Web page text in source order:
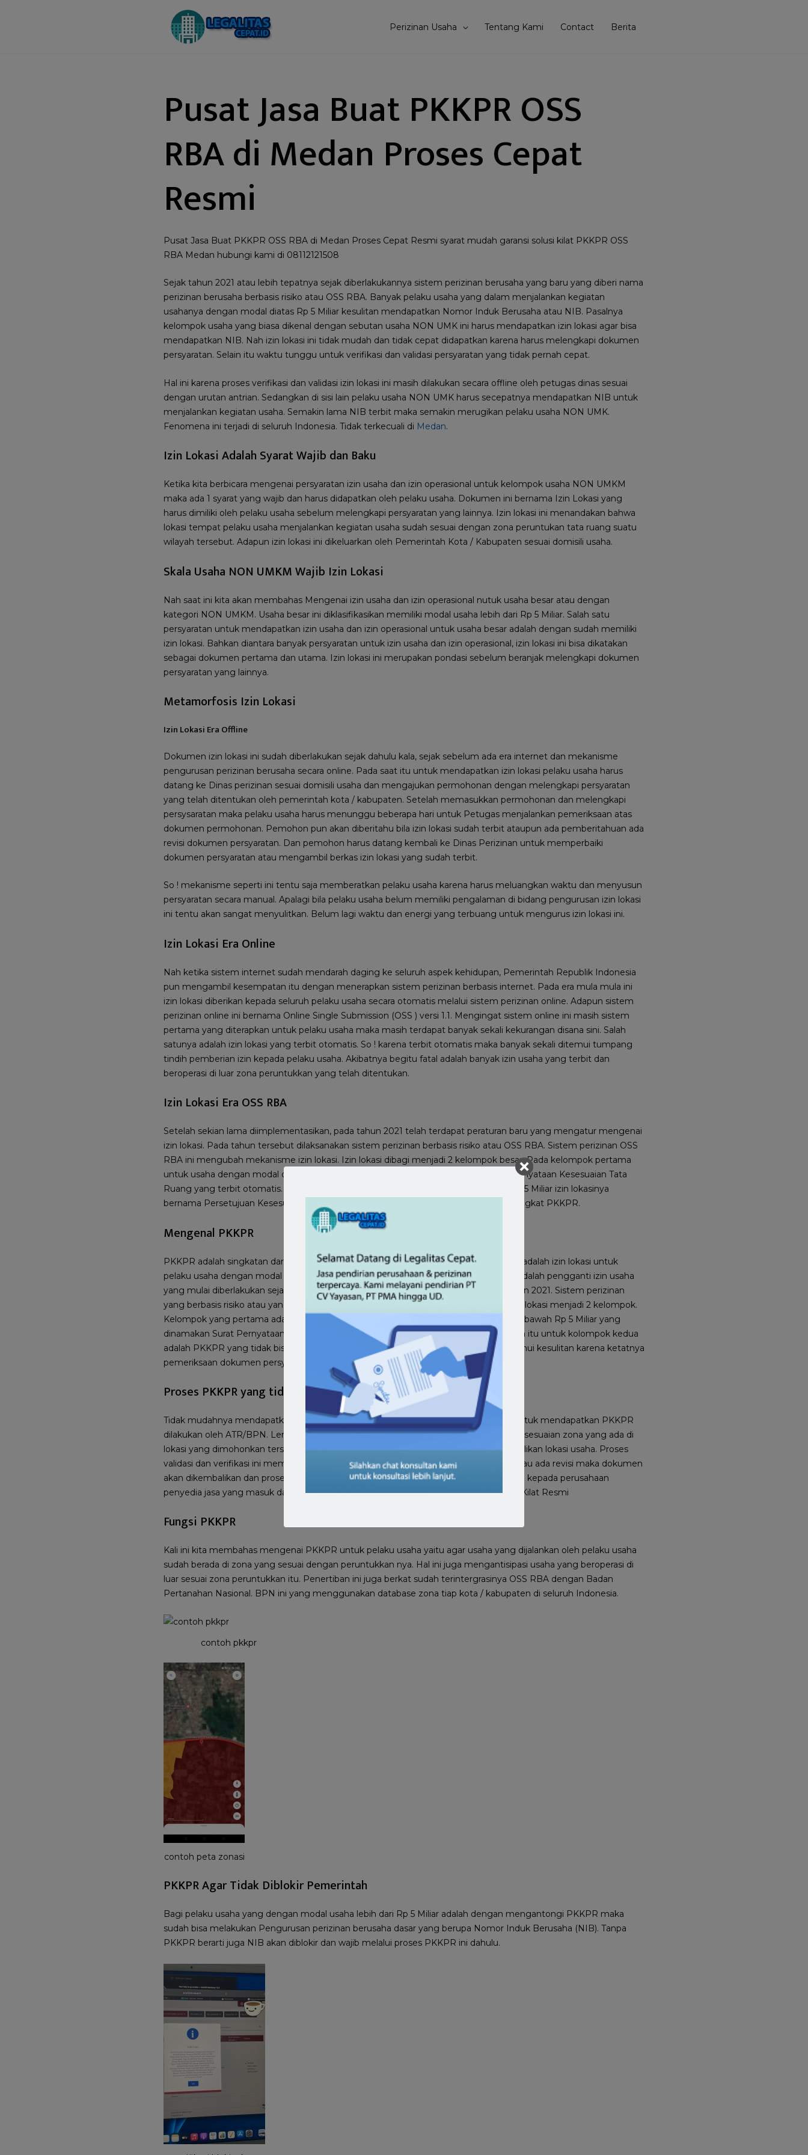
Perizinan Usaha Tentang Kami Contact Berita
Pusat Jasa Buat PKKPR OSS
RBA di Medan Proses Cepat
Resmi
Pusat Jasa Buat PKKPR OSS RBA di Medan Proses Cepat Resmi syarat mudah garansi solusi kilat PKKPR OSS
RBA Medan hubungi kami di 08112121508
Sejak tahun 2021 atau lebih tepatnya sejak diberlakukannya sistem perizinan berusaha yang baru yang diberi nama
perizinan berusaha berbasis risiko atau OSS RBA. Banyak pelaku usaha yang dalam menjalankan kegiatan
usahanya dengan modal diatas Rp 5 Miliar kesulitan mendapatkan Nomor Induk Berusaha atau NIB. Pasalnya
kelompok usaha yang biasa dikenal dengan sebutan usaha NON UMK ini harus mendapatkan izin lokasi agar bisa
mendapatkan NIB. Nah izin lokasi ini tidak mudah dan tidak cepat didapatkan karena harus melengkapi dokumen
persyaratan. Selain itu waktu tunggu untuk verifikasi dan validasi persyaratan yang tidak pernah cepat.
Hal ini karena proses verifikasi dan validasi izin lokasi ini masih dilakukan secara offline oleh petugas dinas sesuai
dengan urutan antrian. Sedangkan di sisi lain pelaku usaha NON UMK harus secepatnya mendapatkan NIB untuk
menjalankan kegiatan usaha. Semakin lama NIB terbit maka semakin merugikan pelaku usaha NON UMK.
Fenomena ini terjadi di seluruh Indonesia. Tidak terkecuali di Medan.
Izin Lokasi Adalah Syarat Wajib dan Baku
Ketika kita berbicara mengenai persyaratan izin usaha dan izin operasional untuk kelompok usaha NON UMKM
maka ada 1 syarat yang wajib dan harus didapatkan oleh pelaku usaha. Dokumen ini bernama Izin Lokasi yang
harus dimiliki oleh pelaku usaha sebelum melengkapi persyaratan yang lainnya. Izin lokasi ini menandakan bahwa
lokasi tempat pelaku usaha menjalankan kegiatan usaha sudah sesuai dengan zona peruntukan tata ruang suatu
wilayah tersebut. Adapun izin lokasi ini dikeluarkan oleh Pemerintah Kota / Kabupaten sesuai domisili usaha.
Skala Usaha NON UMKM Wajib Izin Lokasi
Nah saat ini kita akan membahas Mengenai izin usaha dan izin operasional nutuk usaha besar atau dengan
kategori NON UMKM. Usaha besar ini diklasifikasikan memiliki modal usaha lebih dari Rp 5 Miliar. Salah satu
persyaratan untuk mendapatkan izin usaha dan izin operasional untuk usaha besar adalah dengan sudah memiliki
izin lokasi. Bahkan diantara banyak persyaratan untuk izin usaha dan izin operasional, izin lokasi ini bisa dikatakan
sebagai dokumen pertama dan utama. Izin lokasi ini merupakan pondasi sebelum beranjak melengkapi dokumen
persyaratan yang lainnya.
Metamorfosis Izin Lokasi
Izin Lokasi Era Offline
Dokumen izin lokasi ini sudah diberlakukan sejak dahulu kala, sejak sebelum ada era internet dan mekanisme
pengurusan perizinan berusaha secara online. Pada saat itu untuk mendapatkan izin lokasi pelaku usaha harus
datang ke Dinas perizinan sesuai domisili usaha dan mengajukan permohonan dengan melengkapi persyaratan
yang telah ditentukan oleh pemerintah kota / kabupaten. Setelah memasukkan permohonan dan melengkapi
persysaratan maka pelaku usaha harus menunggu beberapa hari untuk Petugas menjalankan pemeriksaan atas
dokumen permohonan. Pemohon pun akan diberitahu bila izin lokasi sudah terbit ataupun ada pemberitahuan ada
revisi dokumen persyaratan. Dan pemohon harus datang kembali ke Dinas Perizinan untuk memperbaiki
dokumen persyaratan atau mengambil berkas izin lokasi yang sudah terbit.
So ! mekanisme seperti ini tentu saja memberatkan pelaku usaha karena harus meluangkan waktu dan menyusun
persyaratan secara manual. Apalagi bila pelaku usaha belum memiliki pengalaman di bidang pengurusan izin lokasi
ini tentu akan sangat menyulitkan. Belum lagi waktu dan energi yang terbuang untuk mengurus izin lokasi ini.
Izin Lokasi Era Online
Nah ketika sistem internet sudah mendarah daging ke seluruh aspek kehidupan, Pemerintah Republik Indonesia
pun mengambil kesempatan itu dengan menerapkan sistem perizinan berbasis internet. Pada era mula mula ini
izin lokasi diberikan kepada seluruh pelaku usaha secara otomatis melalui sistem perizinan online. Adapun sistem
perizinan online ini bernama Online Single Submission (OSS ) versi 1.1. Mengingat sistem online ini masih sistem
pertama yang diterapkan untuk pelaku usaha maka masih terdapat banyak sekali kekurangan disana sini. Salah
satunya adalah izin lokasi yang terbit otomatis. So ! karena terbit otomatis maka banyak sekali ditemui tumpang
tindih pemberian izin kepada pelaku usaha. Akibatnya begitu fatal adalah banyak izin usaha yang terbit dan
beroperasi di luar zona peruntukkan yang telah ditentukan.
Izin Lokasi Era OSS RBA
Setelah sekian lama diimplementasikan, pada tahun 2021 telah terdapat peraturan baru yang mengatur mengenai
izin lokasi. Pada tahun tersebut dilaksanakan sistem perizinan berbasis risiko atau OSS RBA. Sistem perizinan OSS
RBA ini mengubah mekanisme izin lokasi. Izin lokasi dibagi menjadi 2 kelompok besar. Pada kelompok pertama
untuk usaha dengan modal dibawah Rp 5 Miliar yang izin lokasinya bernama Surat Pernyataan Kesesuaian Tata
Ruang yang terbit otomatis. Sedangkan untuk pelaku usaha dengan modal diatas Rp 5 Miliar izin lokasinya
bernama Persetujuan Kesesuaian Kegiatan Pemanfaatan Ruang atau yang biasa disingkat PKKPR.
Mengenal PKKPR
PKKPR adalah singkatan dari Persetujuan Kesesuaian Kegiatan Pemanfaatan Ruang adalah izin lokasi untuk
pelaku usaha dengan modal usaha diatas Rp 5 Miliar. Dokumen izin lokasi PKKPR ini adalah pengganti izin usaha
yang mulai diberlakukan sejak diberlakukan nya sistem perizinan berbasis risiko di tahun 2021. Sistem perizinan
yang berbasis risiko atau yang lebih dikenal dengan OSS RBA memang membagi izin lokasi menjadi 2 kelompok.
Kelompok yang pertama adalah izin lokasi untuk pelaku usaha dengan modal usaha dibawah Rp 5 Miliar yang
dinamakan Surat Pernyataan Kesesuaian Tata Ruang yang terbit otomatis. Sementara itu untuk kolompok kedua
adalah PKKPR yang tidak bisa terbit otomatis. Pada PKKPR inilah yang sering menemui kesulitan karena ketatnya
pemeriksaan dokumen persyaratan PKKPR.
Proses PKKPR yang tidak mudah
Tidak mudahnya mendapatkan PKKPR Karena pemeriksaan dokumen persyaratan untuk mendapatkan PKKPR
dilakukan oleh ATR/BPN. Lembaga ini mencocokkan permohonan PKKPR dengan kesesuaian zona yang ada di
lokasi yang dimohonkan tersebut. Kemudian juga mencocokkan dengan data kepemilikan lokasi usaha. Proses
validasi dan verifikasi ini memerlukan waktu 10-30 hari kerja dan apabila tidak sesuai atau ada revisi maka dokumen
akan dikembalikan dan proses diiulang dari awal. So !sebaiknya menyerahkan proses ini kepada perusahaan
penyedia jasa yang masuk dalam kategori Rekomendasi Jasa Proses PKKPR Jakarta Kilat Resmi
Fungsi PKKPR
Kali ini kita membahas mengenai PKKPR untuk pelaku usaha yaitu agar usaha yang dijalankan oleh pelaku usaha
sudah berada di zona yang sesuai dengan peruntukkan nya. Hal ini juga mengantisipasi usaha yang beroperasi di
luar sesuai zona peruntukkan itu. Penertiban ini juga berkat sudah terintergrasinya OSS RBA dengan Badan
Pertanahan Nasional. BPN ini yang menggunakan database zona tiap kota / kabupaten di seluruh Indonesia.
contoh pkkpr
contoh peta zonasi
PKKPR Agar Tidak Diblokir Pemerintah
Bagi pelaku usaha yang dengan modal usaha lebih dari Rp 5 Miliar adalah dengan mengantongi PKKPR maka
sudah bisa melakukan Pengurusan perizinan berusaha dasar yang berupa Nomor Induk Berusaha (NIB). Tanpa
PKKPR berarti juga NIB akan diblokir dan wajib melalui proses PKKPR ini dahulu.